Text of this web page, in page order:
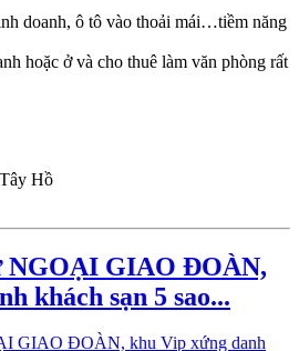
doanh, ô tô vào thoải mái…tiềm năng
hoặc ở và cho thuê làm văn phòng rất
Hồ
NGOẠI GIAO ĐOÀN,
khách sạn 5 sao...